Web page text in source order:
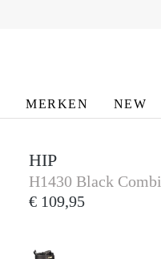
MERKEN NEW
HIP
Hip
H1430 Black Combi
€ 109,95